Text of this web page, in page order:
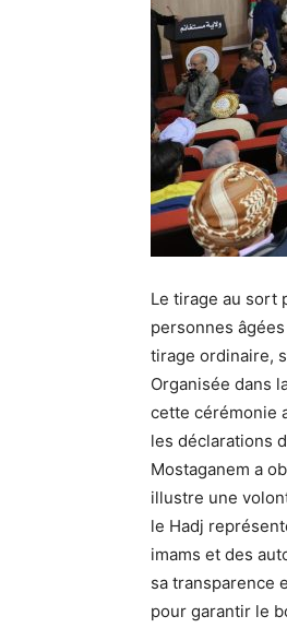
Le tirage au sort
personnes
tirage ordinaire,
Organisée dans
cette cérémonie
les déclarations
Mostaganem a
illustre une
le Hadj
imams et des
sa transparence
pour garantir le